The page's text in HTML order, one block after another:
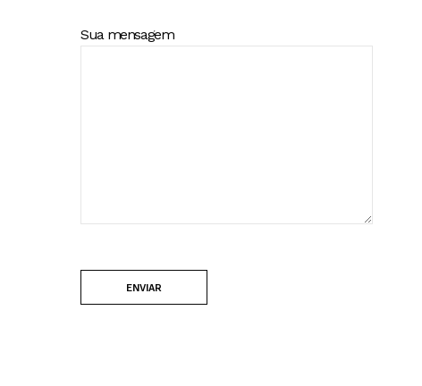
Sua mensagem